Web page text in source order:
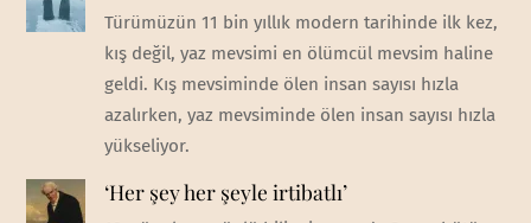
Türümüzün 11 bin yıllık modern tarihinde ilk kez,
kış değil, yaz mevsimi en ölümcül mevsim haline
geldi. Kış mevsiminde ölen insan sayısı hızla
azalırken, yaz mevsiminde ölen insan sayısı hızla
yükseliyor.
‘Her şey her şeyle irtibatlı’